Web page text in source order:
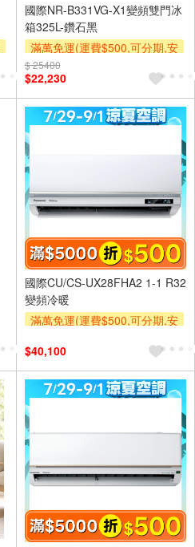
國際NR-B331VG-X1變頻雙門冰
箱325L-鑽石黑
滿萬免運(運費$500,可分期,安
裝跨區費另計,單品未滿1萬元
及使用6期以上分期0利率,需付
基本安裝運費)
下單贈
$ 25400
$22,230
國際CU/CS-UX28FHA2 1-1 R32
變頻冷暖
滿萬免運(運費$500,可分期,安
及使用6期以上分期0利率,需付
基本安裝運費)
滿額折$500
$40,100